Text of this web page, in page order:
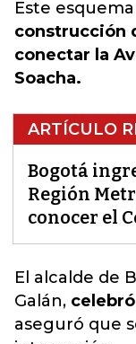
Este
construcción
conectar la
Soacha.
ARTÍCULO
Bogotá
Región
conocer el
El alcalde de
Galán,
aseguró que